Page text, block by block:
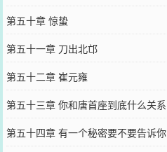
第五十章 惊蛰
第五十一章 刀出北邙
第五十二章 崔元雍
第五十三章 你和唐首座到底什么关系
第五十四章 有一个秘密要不要告诉你